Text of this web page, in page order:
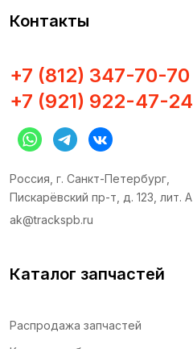
Пальцы
Муфты и адаптеры
Подушки скольжения
Подшипники
Прокладки
Пластины и шайбы
Сальники
Трубки и РВД
Контакты
+7 (812) 347-70-70
+7 (921) 922-47-24
Россия, г. Санкт-Петербург,
Пискарёвский пр-т, д. 123, лит. А
ak@trackspb.ru
Каталог запчастей
Распродажа запчастей